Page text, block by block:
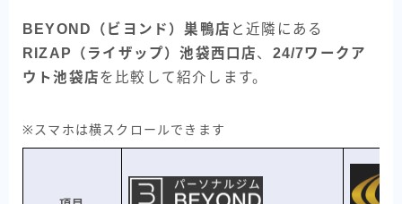
BEYOND（ビヨンド）巣鴨店 と近隣にある
RIZAP（ライザップ）池袋西口店、 24/7ワークア
ウト池袋店を比較して紹介します。
※スマホは横スクロールできます